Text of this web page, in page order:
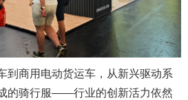
到商用电动货运车，从新兴驱动系
的骑行服——行业的创新活力依然